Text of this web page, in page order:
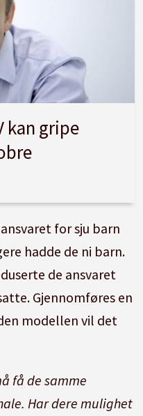
kan gripe
for sju barn
hadde de ni barn.
de ansvaret
Gjennomføres en
modellen vil det
få de samme
Har dere mulighet